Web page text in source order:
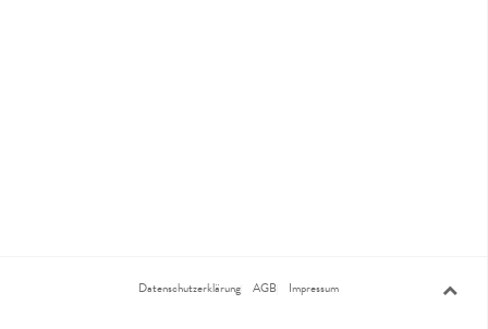
Datenschutzerklärung AGB Impressum